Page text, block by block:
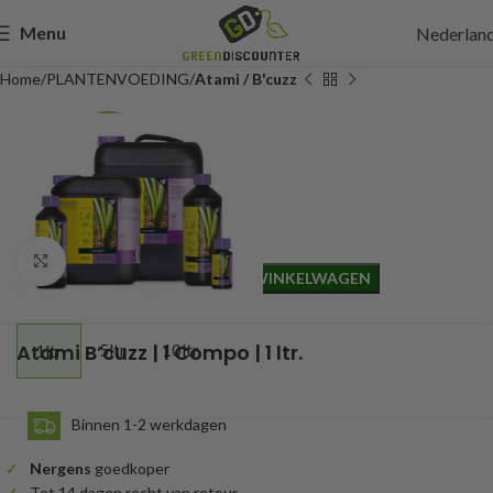
Menu
Home PLANTENVOEDING Atami / B'cuzz
Click to enlarge
Atami B’cuzz | 1 Compo | 1 ltr.
9,00
Incl. btw
TOEVOEGEN AAN WINKELWAGEN
1ltr 5ltr 10ltr
Binnen 1-2 werkdagen
Nergens goedkoper